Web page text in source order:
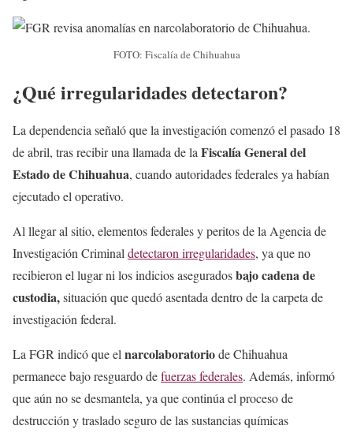
FOTO: Fiscalía de Chihuahua
¿Qué irregularidades detectaron?
La dependencia señaló que la investigación comenzó el pasado 18
de abril, tras recibir una llamada de la Fiscalía General del
Estado de Chihuahua, cuando autoridades federales ya habían
ejecutado el operativo.
Al llegar al sitio, elementos federales y peritos de la Agencia de
Investigación Criminal detectaron irregularidades, ya que no
recibieron el lugar ni los indicios aseguradosbajo cadena de
custodia,situación que quedó asentada dentro de la carpeta de
investigación federal.
La FGR indicó que el narcolaboratoriode Chihuahua
permanece bajo resguardo defuerzas federales. Además, informó
que aún no se desmantela, ya que continúa el proceso de
destrucción y traslado seguro de las sustancias químicas